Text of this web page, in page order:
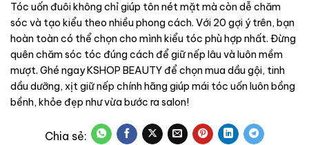
Tóc uốn đuôi không chỉ giúp tôn nét mặt mà còn dễ chăm
sóc và tạo kiểu theo nhiều phong cách. Với 20 gợi ý trên, bạn
hoàn toàn có thể chọn cho mình kiểu tóc phù hợp nhất. Đừng
quên chăm sóc tóc đúng cách để giữ nếp lâu và luôn mềm
mượt. Ghé ngay KSHOP BEAUTY để chọn mua dầu gội, tinh
dầu dưỡng, xịt giữ nếp chính hãng giúp mái tóc uốn luôn bồng
bềnh, khỏe đẹp như vừa bước ra salon!